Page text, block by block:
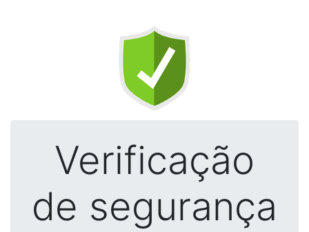
Verificação
de segurança